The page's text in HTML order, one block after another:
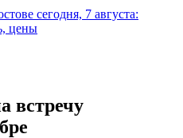
сегодня, 7 августа:
цены
встречу